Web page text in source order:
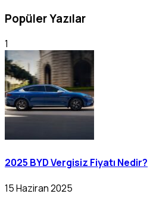
Popüler Yazılar
1
2025 BYD Vergisiz Fiyatı Nedir?
15 Haziran 2025